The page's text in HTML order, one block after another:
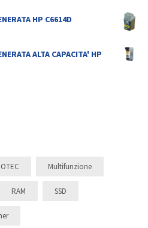
HP C6614D
ALTA CAPACITA' HP
Multifunzione
RAM SSD